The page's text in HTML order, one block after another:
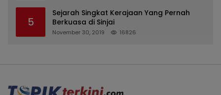
Milyaran Rupiah dan Bilyet Giro Tidak
Terdaftar, OJK Kalsel : Bertemu Tanggal 11
5
Sejarah Singkat Kerajaan Yang Pernah
Berkuasa di Sinjai
November 30, 2019 16826